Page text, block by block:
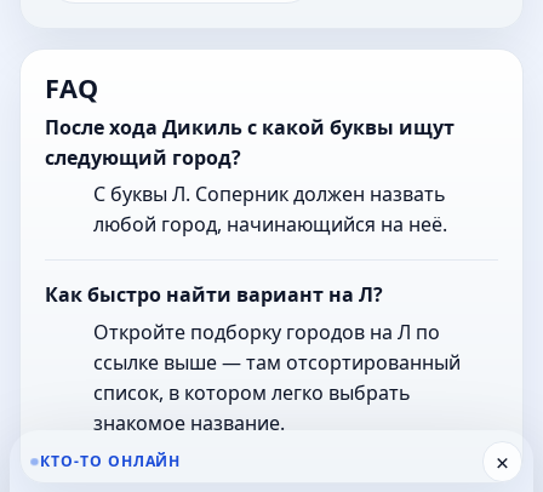
FAQ
После хода Дикиль с какой буквы ищут
следующий город?
С буквы Л. Соперник должен назвать
любой город, начинающийся на неё.
Как быстро найти вариант на Л?
Откройте подборку городов на Л по
ссылке выше — там отсортированный
список, в котором легко выбрать
знакомое название.
×
КТО-ТО ОНЛАЙН